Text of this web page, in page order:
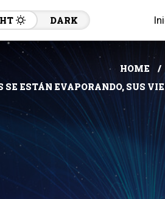
DARK
HOME
ESTÁN EVAPORANDO, SUS